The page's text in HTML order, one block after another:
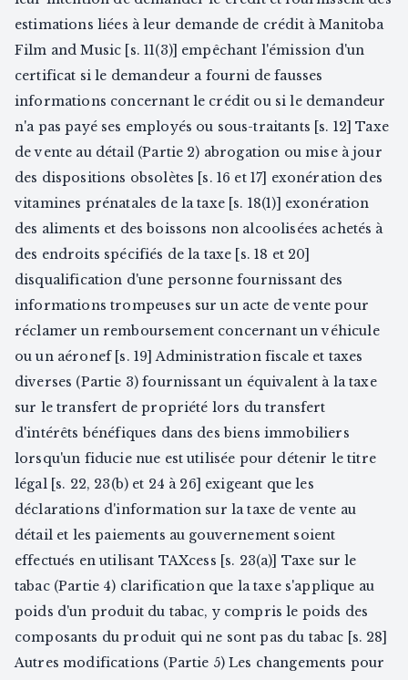
estimations liées à leur demande de crédit à Manitoba
Film and Music [s. 11(3)] empêchant l'émission d'un
certificat si le demandeur a fourni de fausses
informations concernant le crédit ou si le demandeur
n'a pas payé ses employés ou sous-traitants [s. 12] Taxe
de vente au détail (Partie 2) abrogation ou mise à jour
des dispositions obsolètes [s. 16 et 17] exonération des
vitamines prénatales de la taxe [s. 18(1)] exonération
des aliments et des boissons non alcoolisées achetés à
des endroits spécifiés de la taxe [s. 18 et 20]
disqualification d'une personne fournissant des
informations trompeuses sur un acte de vente pour
réclamer un remboursement concernant un véhicule
ou un aéronef [s. 19] Administration fiscale et taxes
diverses (Partie 3) fournissant un équivalent à la taxe
sur le transfert de propriété lors du transfert
d'intérêts bénéfiques dans des biens immobiliers
lorsqu'un fiducie nue est utilisée pour détenir le titre
légal [s. 22, 23(b) et 24 à 26] exigeant que les
déclarations d'information sur la taxe de vente au
détail et les paiements au gouvernement soient
effectués en utilisant TAXcess [s. 23(a)] Taxe sur le
tabac (Partie 4) clarification que la taxe s'applique au
poids d'un produit du tabac, y compris le poids des
composants du produit qui ne sont pas du tabac [s. 28]
Autres modifications (Partie 5) Les changements pour